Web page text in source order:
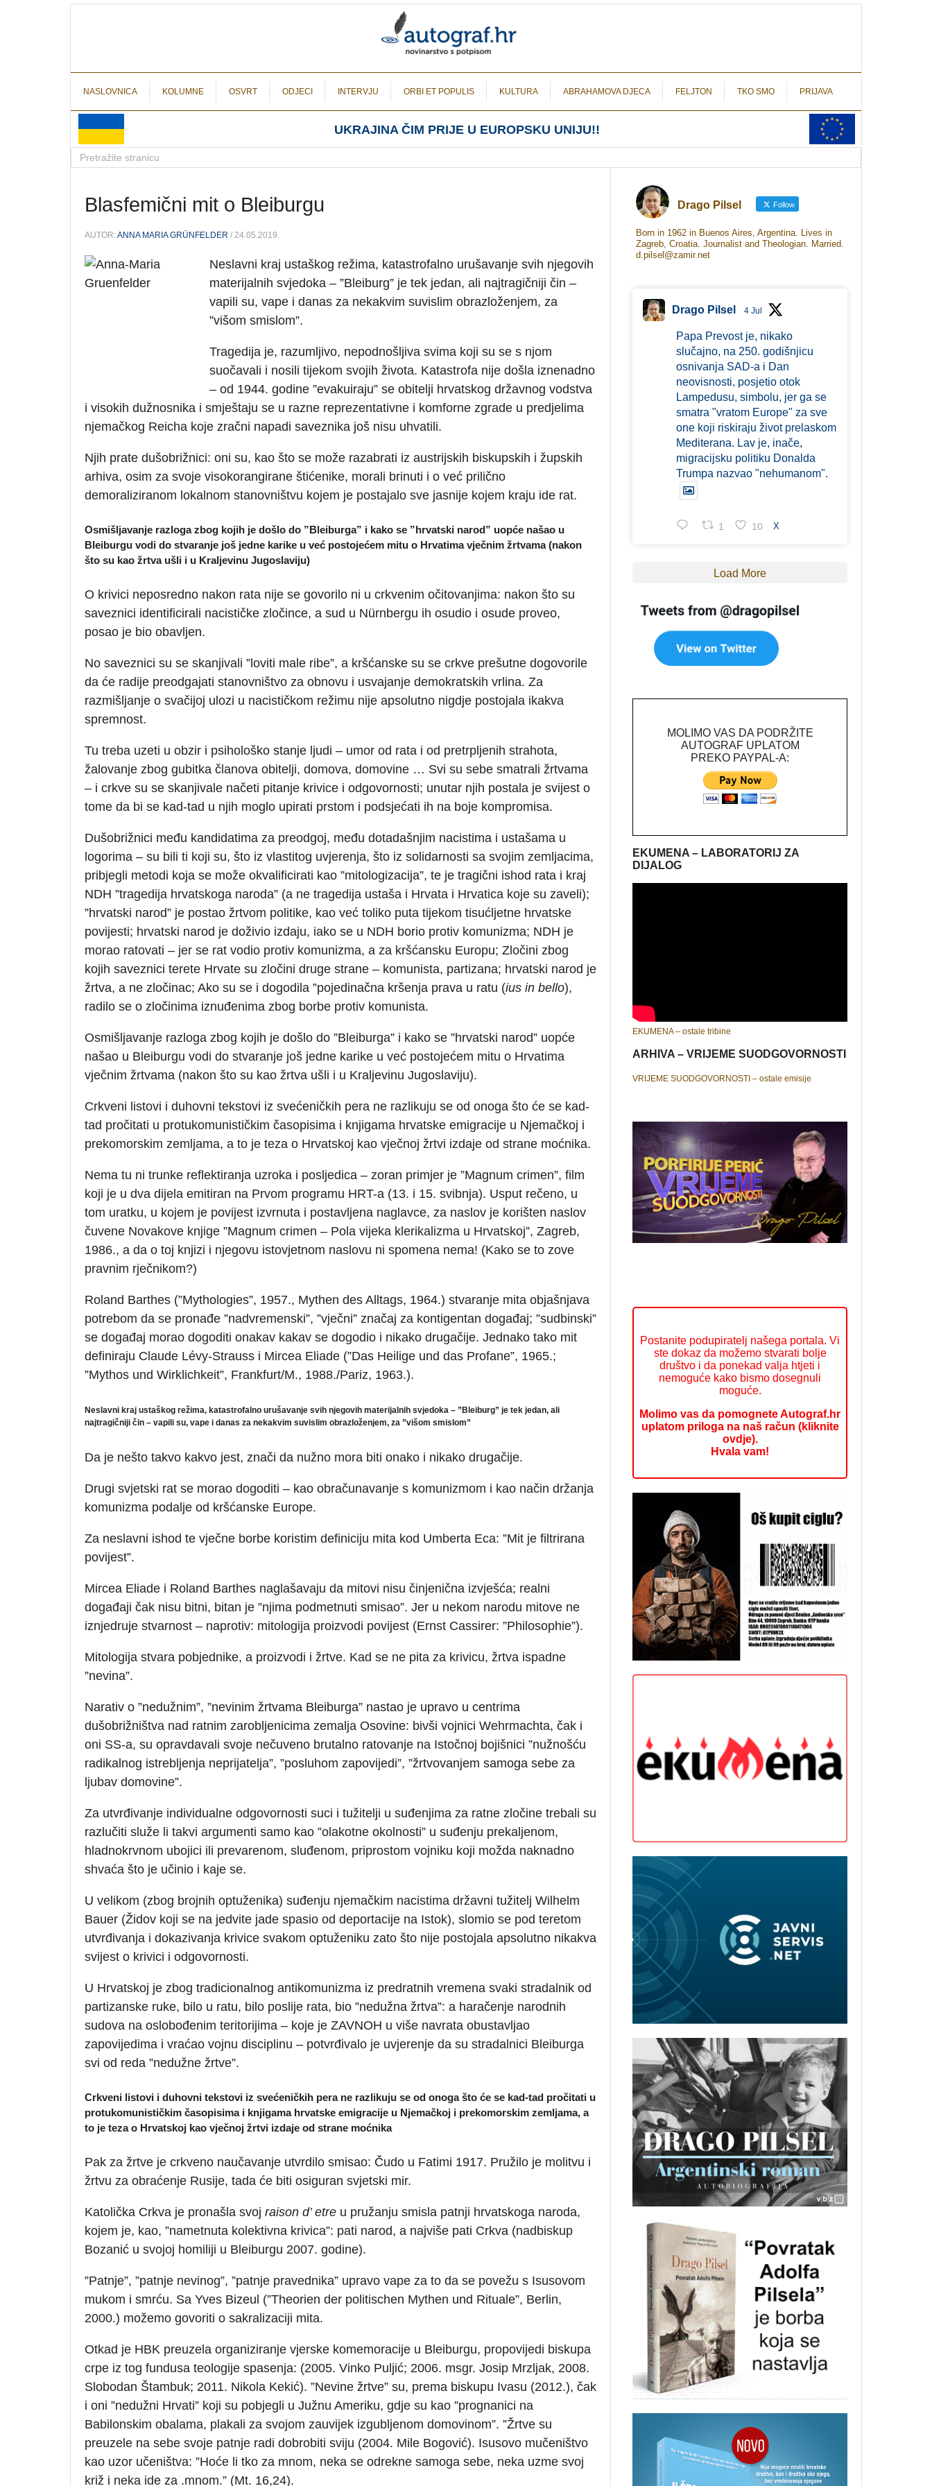
NASLOVNICA KOLUMNE OSVRT ODJECI INTERVJU ORBI ET POPULIS KULTURA ABRAHAMOVA DJECA FELJTON TKO SMO PRIJAVA
UKRAJINA ČIM PRIJE U EUROPSKU UNIJU!!
Blasfemični mit o Bleiburgu
AUTOR:ANNA MARIA GRÜNFELDER / 24.05.2019.
Neslavni kraj ustaškog režima, katastrofalno urušavanje svih njegovih
materijalnih svjedoka – ”Bleiburg” je tek jedan, ali najtragičniji čin –
vapili su, vape i danas za nekakvim suvislim obrazloženjem, za
”višom smislom”.
Tragedija je, razumljivo, nepodnošljiva svima koji su se s njom
suočavali i nosili tijekom svojih života. Katastrofa nije došla iznenadno
– od 1944. godine ”evakuiraju” se obitelji hrvatskog državnog vodstva
i visokih dužnosnika i smještaju se u razne reprezentativne i komforne zgrade u predjelima
njemačkog Reicha koje zračni napadi saveznika još nisu uhvatili.
Njih prate dušobrižnici: oni su, kao što se može razabrati iz austrijskih biskupskih i župskih
arhiva, osim za svoje visokorangirane štićenike, morali brinuti i o već prilično
demoraliziranom lokalnom stanovništvu kojem je postajalo sve jasnije kojem kraju ide rat.
Osmišljavanje razloga zbog kojih je došlo do ”Bleiburga” i kako se ”hrvatski narod” uopće našao u
Bleiburgu vodi do stvaranje još jedne karike u već postojećem mitu o Hrvatima vječnim žrtvama (nakon
što su kao žrtva ušli i u Kraljevinu Jugoslaviju)
O krivici neposredno nakon rata nije se govorilo ni u crkvenim očitovanjima: nakon što su
saveznici identificirali nacističke zločince, a sud u Nürnbergu ih osudio i osude proveo,
posao je bio obavljen.
No saveznici su se skanjivali ”loviti male ribe”, a kršćanske su se crkve prešutne dogovorile
da će radije preodgajati stanovništvo za obnovu i usvajanje demokratskih vrlina. Za
razmišljanje o svačijoj ulozi u nacističkom režimu nije apsolutno nigdje postojala ikakva
spremnost.
Tu treba uzeti u obzir i psihološko stanje ljudi – umor od rata i od pretrpljenih strahota,
žalovanje zbog gubitka članova obitelji, domova, domovine … Svi su sebe smatrali žrtvama
– i crkve su se skanjivale načeti pitanje krivice i odgovornosti; unutar njih postala je svijest o
tome da bi se kad-tad u njih moglo upirati prstom i podsjećati ih na boje kompromisa.
Dušobrižnici među kandidatima za preodgoj, među dotadašnjim nacistima i ustašama u
logorima – su bili ti koji su, što iz vlastitog uvjerenja, što iz solidarnosti sa svojim zemljacima,
pribjegli metodi koja se može okvalificirati kao ”mitologizacija”, te je tragični ishod rata i kraj
NDH ”tragedija hrvatskoga naroda” (a ne tragedija ustaša i Hrvata i Hrvatica koje su zaveli);
”hrvatski narod” je postao žrtvom politike, kao već toliko puta tijekom tisućljetne hrvatske
povijesti; hrvatski narod je doživio izdaju, iako se u NDH borio protiv komunizma; NDH je
morao ratovati – jer se rat vodio protiv komunizma, a za kršćansku Europu; Zločini zbog
kojih saveznici terete Hrvate su zločini druge strane – komunista, partizana; hrvatski narod je
žrtva, a ne zločinac; Ako su se i dogodila ”pojedinačna kršenja prava u ratu (ius in bello),
radilo se o zločinima iznuđenima zbog borbe protiv komunista.
Osmišljavanje razloga zbog kojih je došlo do ”Bleiburga” i kako se ”hrvatski narod” uopće
našao u Bleiburgu vodi do stvaranje još jedne karike u već postojećem mitu o Hrvatima
vječnim žrtvama (nakon što su kao žrtva ušli i u Kraljevinu Jugoslaviju).
Crkveni listovi i duhovni tekstovi iz svećeničkih pera ne razlikuju se od onoga što će se kad-
tad pročitati u protukomunističkim časopisima i knjigama hrvatske emigracije u Njemačkoj i
prekomorskim zemljama, a to je teza o Hrvatskoj kao vječnoj žrtvi izdaje od strane moćnika.
Nema tu ni trunke reflektiranja uzroka i posljedica – zoran primjer je ”Magnum crimen”, film
koji je u dva dijela emitiran na Prvom programu HRT-a (13. i 15. svibnja). Usput rečeno, u
tom uratku, u kojem je povijest izvrnuta i postavljena naglavce, za naslov je korišten naslov
čuvene Novakove knjige ”Magnum crimen – Pola vijeka klerikalizma u Hrvatskoj”, Zagreb,
1986., a da o toj knjizi i njegovu istovjetnom naslovu ni spomena nema! (Kako se to zove
pravnim rječnikom?)
Roland Barthes (”Mythologies”, 1957., Mythen des Alltags, 1964.) stvaranje mita objašnjava
potrebom da se pronađe ”nadvremenski”, ”vječni” značaj za kontigentan događaj; ”sudbinski”
se događaj morao dogoditi onakav kakav se dogodio i nikako drugačije. Jednako tako mit
definiraju Claude Lévy-Strauss i Mircea Eliade (”Das Heilige und das Profane”, 1965.;
”Mythos und Wirklichkeit”, Frankfurt/M., 1988./Pariz, 1963.).
Neslavni kraj ustaškog režima, katastrofalno urušavanje svih njegovih materijalnih svjedoka – ”Bleiburg” je tek jedan, ali
najtragičniji čin – vapili su, vape i danas za nekakvim suvislim obrazloženjem, za ”višom smislom”
Da je nešto takvo kakvo jest, znači da nužno mora biti onako i nikako drugačije.
Drugi svjetski rat se morao dogoditi – kao obračunavanje s komunizmom i kao način držanja
komunizma podalje od kršćanske Europe.
Za neslavni ishod te vječne borbe koristim definiciju mita kod Umberta Eca: ”Mit je filtrirana
povijest”.
Mircea Eliade i Roland Barthes naglašavaju da mitovi nisu činjenična izvješća; realni
događaji čak nisu bitni, bitan je ”njima podmetnuti smisao”. Jer u nekom narodu mitove ne
iznjedruje stvarnost – naprotiv: mitologija proizvodi povijest (Ernst Cassirer: ”Philosophie”).
Mitologija stvara pobjednike, a proizvodi i žrtve. Kad se ne pita za krivicu, žrtva ispadne
”nevina”.
Narativ o ”nedužnim”, ”nevinim žrtvama Bleiburga” nastao je upravo u centrima
dušobrižništva nad ratnim zarobljenicima zemalja Osovine: bivši vojnici Wehrmachta, čak i
oni SS-a, su opravdavali svoje nečuveno brutalno ratovanje na Istočnoj bojišnici ”nužnošću
radikalnog istrebljenja neprijatelja”, ”posluhom zapovijedi”, ”žrtvovanjem samoga sebe za
ljubav domovine”.
Za utvrđivanje individualne odgovornosti suci i tužitelji u suđenjima za ratne zločine trebali su
razlučiti služe li takvi argumenti samo kao ”olakotne okolnosti” u suđenju prekaljenom,
hladnokrvnom ubojici ili prevarenom, sluđenom, priprostom vojniku koji možda naknadno
shvaća što je učinio i kaje se.
U velikom (zbog brojnih optuženika) suđenju njemačkim nacistima državni tužitelj Wilhelm
Bauer (Židov koji se na jedvite jade spasio od deportacije na Istok), slomio se pod teretom
utvrđivanja i dokazivanja krivice svakom optuženiku zato što nije postojala apsolutno nikakva
svijest o krivici i odgovornosti.
U Hrvatskoj je zbog tradicionalnog antikomunizma iz predratnih vremena svaki stradalnik od
partizanske ruke, bilo u ratu, bilo poslije rata, bio ”nedužna žrtva”: a haračenje narodnih
sudova na oslobođenim teritorijima – koje je ZAVNOH u više navrata obustavljao
zapovijedima i vraćao vojnu disciplinu – potvrđivalo je uvjerenje da su stradalnici Bleiburga
svi od reda ”nedužne žrtve”.
Crkveni listovi i duhovni tekstovi iz svećeničkih pera ne razlikuju se od onoga što će se kad-tad pročitati u
protukomunističkim časopisima i knjigama hrvatske emigracije u Njemačkoj i prekomorskim zemljama, a
to je teza o Hrvatskoj kao vječnoj žrtvi izdaje od strane moćnika
Pak za žrtve je crkveno naučavanje utvrdilo smisao: Čudo u Fatimi 1917. Pružilo je molitvu i
žrtvu za obraćenje Rusije, tada će biti osiguran svjetski mir.
Katolička Crkva je pronašla svoj raison d’ etre u pružanju smisla patnji hrvatskoga naroda,
kojem je, kao, ”nametnuta kolektivna krivica”: pati narod, a najviše pati Crkva (nadbiskup
Bozanić u svojoj homiliji u Bleiburgu 2007. godine).
”Patnje”, ”patnje nevinog”, ”patnje pravednika” upravo vape za to da se povežu s Isusovom
mukom i smrću. Sa Yves Bizeul (”Theorien der politischen Mythen und Rituale”, Berlin,
2000.) možemo govoriti o sakralizaciji mita.
Otkad je HBK preuzela organiziranje vjerske komemoracije u Bleiburgu, propovijedi biskupa
crpe iz tog fundusa teologije spasenja: (2005. Vinko Puljić; 2006. msgr. Josip Mrzljak, 2008.
Slobodan Štambuk; 2011. Nikola Kekić). ”Nevine žrtve” su, prema biskupu Ivasu (2012.), čak
i oni ”nedužni Hrvati” koji su pobjegli u Južnu Ameriku, gdje su kao ”prognanici na
Babilonskim obalama, plakali za svojom zauvijek izgubljenom domovinom”. ”Žrtve su
preuzele na sebe svoje patnje radi dobrobiti sviju (2004. Mile Bogović). Isusovo mučeništvo
kao uzor učeništva: ”Hoće li tko za mnom, neka se odrekne samoga sebe, neka uzme svoj
križ i neka ide za .mnom.” (Mt. 16,24).
Drago Pilsel Follow
Born in 1962 in Buenos Aires, Argentina. Lives in
Zagreb, Croatia. Journalist and Theologian. Married.
d.pilsel@zamir.net
Drago Pilsel 4 Jul
Papa Prevost je, nikako
slučajno, na 250. godišnjicu
osnivanja SAD-a i Dan
neovisnosti, posjetio otok
Lampedusu, simbolu, jer ga se
smatra "vratom Europe" za sve
one koji riskiraju život prelaskom
Mediterana. Lav je, inače,
migracijsku politiku Donalda
Trumpa nazvao "nehumanom".
1 10 X
Load More
MOLIMO VAS DA PODRŽITE
AUTOGRAF UPLATOM
PREKO PAYPAL-A:
EKUMENA – LABORATORIJ ZA
DIJALOG
EKUMENA – ostale tribine
ARHIVA – VRIJEME SUODGOVORNOSTI
VRIJEME SUODGOVORNOSTI – ostale emisije
Postanite podupiratelj našega portala. Vi
ste dokaz da možemo stvarati bolje
društvo i da ponekad valja htjeti i
nemoguće kako bismo dosegnuli
moguće.
Molimo vas da pomognete Autograf.hr
uplatom priloga na naš račun (kliknite
ovdje).
Hvala vam!